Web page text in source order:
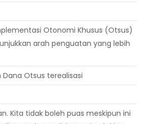
Otonomi Khusus (Otsus)
arah penguatan yang lebih
Otsus terealisasi
Kita tidak boleh puas meskipun ini